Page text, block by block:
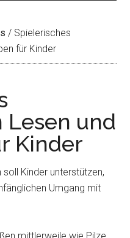
/ Spielerisches
für Kinder
Lesen und
Kinder
Kinder unterstützen,
Umgang mit